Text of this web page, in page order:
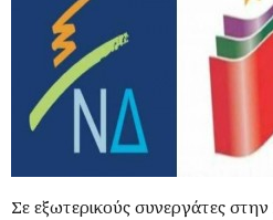
Σε εξωτερικούς συνεργάτες στην